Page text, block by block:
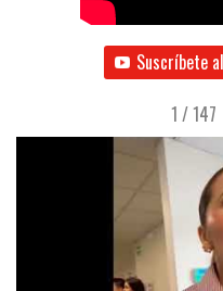
Suscríbete
1 /147